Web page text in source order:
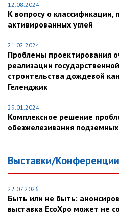
12.08.2024
К вопросу о классификации,
активированных углей
21.02.2024
Проблемы проектирования
реализации
строительства дождевой
Геленджик
29.01.2024
Комплексное решение
обезжелезивания
Выставки/Конференции
22.07.2026
Быть или не быть:
выставка EcoXpo может не